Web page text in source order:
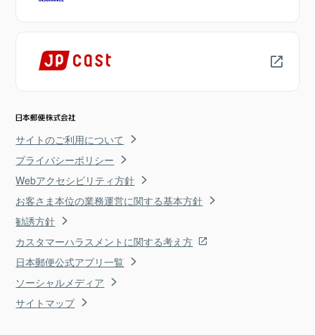
サイトのご利用について
プライバシーポリシー
Webアクセシビリティ方針
お客さま本位の業務運営に関する基本方針
勧誘方針
カスタマーハラスメントに関する考え方
日本郵便公式アプリ一覧
ソーシャルメディア
サイトマップ